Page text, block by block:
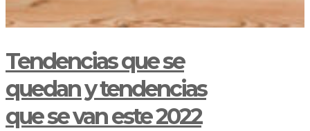
Tendencias que se
quedan y tendencias
que se van este 2022